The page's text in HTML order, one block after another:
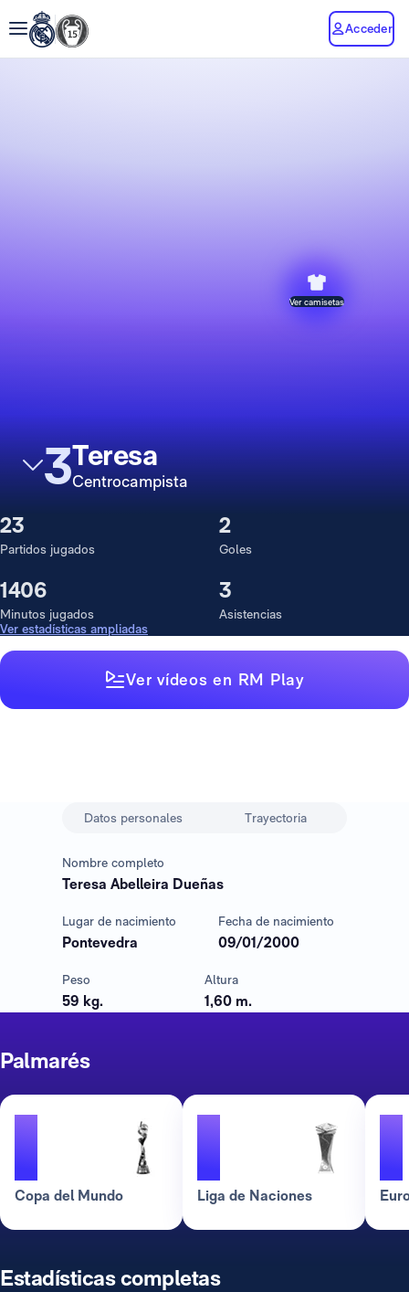
Acceder
3Teresa
Centrocampista
23
Partidos jugados
2
Goles
1406
Minutos jugados
3
Asistencias
Ver estadísticas ampliadas
Ver vídeos en RM Play
Ver camisetas
Datos personales Trayectoria
Nombre completo
Teresa Abelleira Dueñas
Lugar de nacimiento
Pontevedra
Fecha de nacimiento
09/01/2000
Peso
59 kg.
Altura
1,60 m.
Palmarés
1
Copa del Mundo
1
Liga de Naciones
1
Estadísticas completas